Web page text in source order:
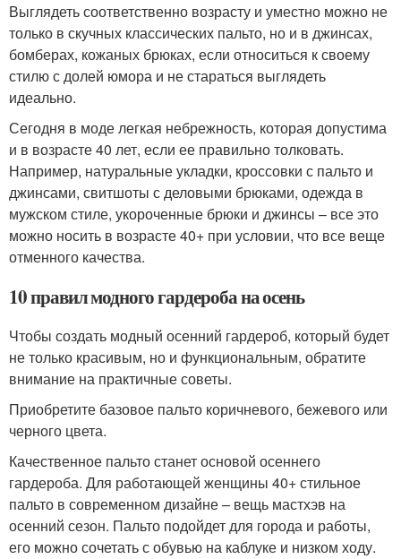
Выглядеть соответственно возрасту и уместно можно не
только в скучных классических пальто, но и в джинсах,
бомберах, кожаных брюках, если относиться к своему
стилю с долей юмора и не стараться выглядеть
идеально.
Сегодня в моде легкая небрежность, которая допустима
и в возрасте 40 лет, если ее правильно толковать.
Например, натуральные укладки, кроссовки с пальто и
джинсами, свитшоты с деловыми брюками, одежда в
мужском стиле, укороченные брюки и джинсы – все это
можно носить в возрасте 40+ при условии, что все веще
отменного качества.
10 правил модного гардероба на осень
Чтобы создать модный осенний гардероб, который будет
не только красивым, но и функциональным, обратите
внимание на практичные советы.
Приобретите базовое пальто коричневого, бежевого или
черного цвета.
Качественное пальто станет основой осеннего
гардероба. Для работающей женщины 40+ стильное
пальто в современном дизайне – вещь мастхэв на
осенний сезон. Пальто подойдет для города и работы,
его можно сочетать с обувью на каблуке и низком ходу.